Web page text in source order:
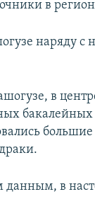
в
наряду
в
в